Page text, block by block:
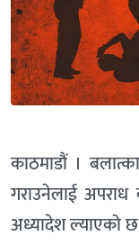
काठमाडौं ।
गराउनेलाई अपराध
अध्यादेश ल्याएको